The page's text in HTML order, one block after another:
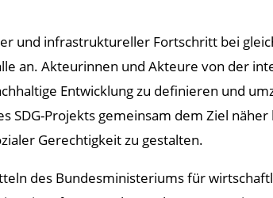
und infrastruktureller Fortschritt bei
an. Akteurinnen und Akteure von der
Entwicklung zu definieren und
Projekts gemeinsam dem Ziel
Gerechtigkeit zu gestalten.
des Bundesministeriums für